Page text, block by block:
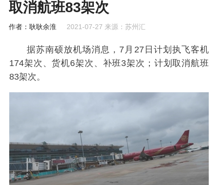
取消航班83架次
作者：耿耿余淮 2021-07-27 来源：苏州汇
据苏南硕放机场消息，7月27日计划执飞客机
174架次、货机6架次、补班3架次；计划取消航班
83架次。